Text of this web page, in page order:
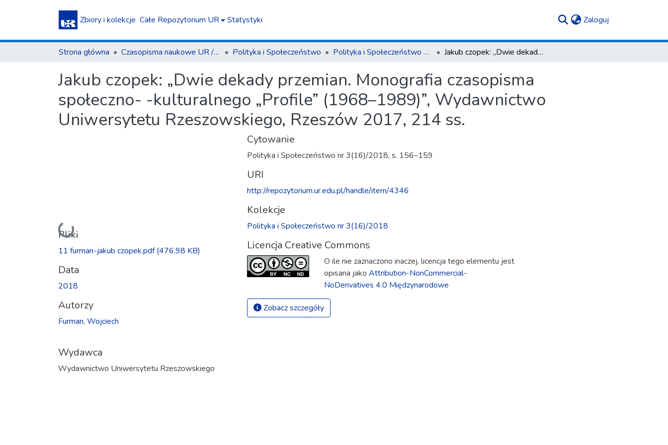
Zbiory i kolekcje Całe Repozytorium UR Statystyki Zaloguj
Strona główna Czasopisma naukowe UR / Scientific Journals Polityka i Społeczeństwo Polityka i Społeczeństwo nr 3(16)/2018 Jakub czopek: „Dwie dekady przemian. Monografia czasopisma społeczno- -kulturalnego „Profile” (1968–1989)”, Wydawnictwo Uniwersytetu Rzeszowskiego, Rzeszów 2017, 214 ss.
Jakub czopek: „Dwie dekady przemian. Monografia czasopisma
społeczno- -kulturalnego „Profile” (1968–1989)”, Wydawnictwo
Uniwersytetu Rzeszowskiego, Rzeszów 2017, 214 ss.
Ładowanie...
Pliki
11 furman-jakub czopek.pdf(476.98 KB)
Data
2018
Autorzy
Furman, Wojciech
Wydawca
Wydawnictwo Uniwersytetu Rzeszowskiego
Cytowanie
Polityka i Społeczeństwo nr 3(16)/2018, s. 156–159
URI
http://repozytorium.ur.edu.pl/handle/item/4346
Kolekcje
Polityka i Społeczeństwo nr 3(16)/2018
Licencja Creative Commons
O ile nie zaznaczono inaczej, licencja tego elementu jest
opisana jako Attribution-NonCommercial-
NoDerivatives 4.0 Międzynarodowe
Zobacz szczegóły